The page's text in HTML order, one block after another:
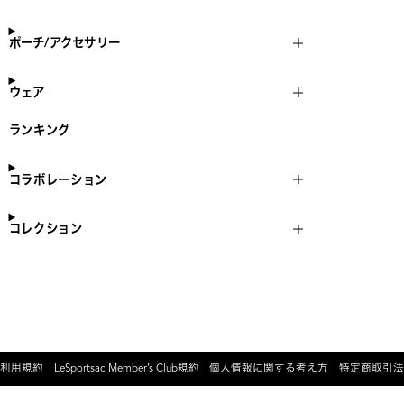
ポーチ/アクセサリー
ウェア
ランキング
コラボレーション
コレクション
利用規約 LeSportsac Member’s Club規約 個人情報に関する考え方 特定商取引